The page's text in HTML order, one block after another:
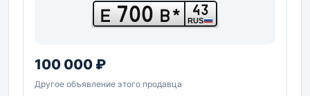
Е 700 В* 43
RUS
100 000 ₽
Другое объявление этого продавца